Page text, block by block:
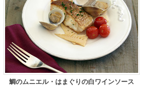
鯛のムニエル・はまぐりの白ワインソース